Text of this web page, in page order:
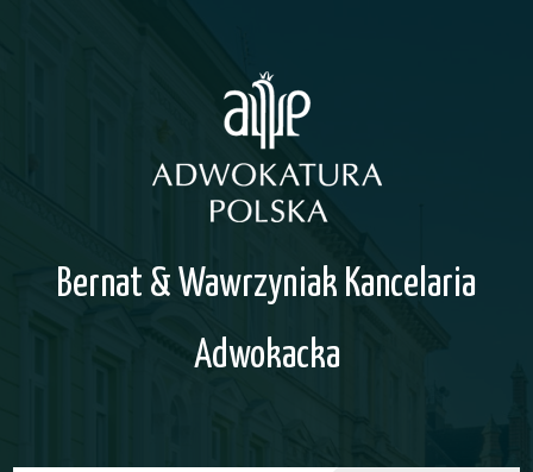
Bernat & Wawrzyniak Kancelaria
Adwokacka